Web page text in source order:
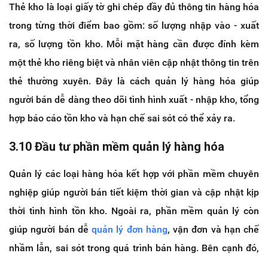
Thẻ kho là loại giấy tờ ghi chép đầy đủ thông tin hàng hóa
trong từng thời điểm bao gồm: số lượng nhập vào - xuất
ra, số lượng tồn kho. Mỗi mặt hàng cần được đính kèm
một thẻ kho riêng biệt và nhân viên cập nhật thông tin trên
thẻ thường xuyên. Đây là cách quản lý hàng hóa giúp
người bán dễ dàng theo dõi tình hình xuất - nhập kho, tổng
hợp báo cáo tồn kho và hạn chế sai sót có thể xảy ra.
3.10 Đầu tư phần mềm quản lý hàng hóa
Quản lý các loại hàng hóa kết hợp với phần mềm chuyên
nghiệp giúp người bán tiết kiệm thời gian và cập nhật kịp
thời tình hình tồn kho. Ngoài ra, phần mềm quản lý còn
giúp người bán dễ quản lý đơn hàng, vận đơn và hạn chế
nhầm lẫn, sai sót trong quá trình bán hàng. Bên cạnh đó,